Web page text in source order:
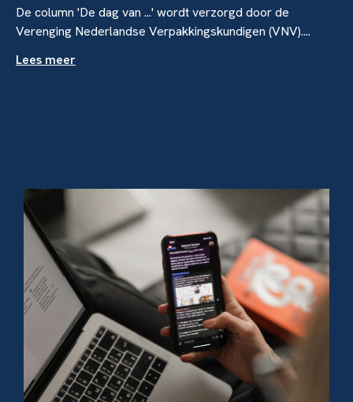
De column 'De dag van ...' wordt verzorgd door de
Verenging Nederlandse Verpakkingskundigen (VNV)....
Lees meer